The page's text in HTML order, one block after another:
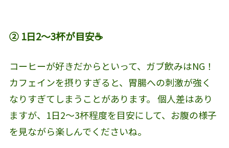
② 1日2〜3杯が目安☕️
コーヒーが好きだからといって、ガブ飲みはNG！
カフェインを摂りすぎると、胃腸への刺激が強く
なりすぎてしまうことがあります。 個人差はあり
ますが、1日2〜3杯程度を目安にして、お腹の様子
を見ながら楽しんでくださいね。